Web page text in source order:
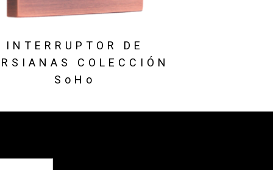
INTERRUPTOR DE
COLECCIÓN
SoHo